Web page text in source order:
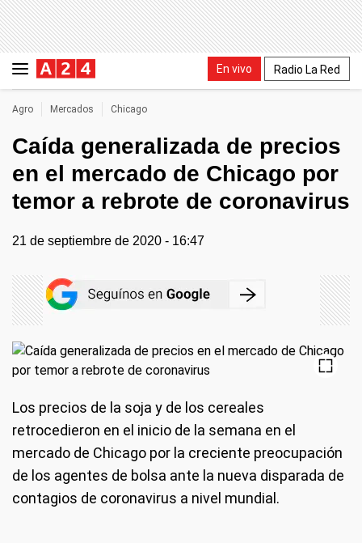
En vivo Radio La Red
Agro Mercados Chicago
Caída generalizada de precios
en el mercado de Chicago por
temor a rebrote de coronavirus
21 de septiembre de 2020 - 16:47
Los precios de la soja y de los cereales
retrocedieron en el inicio de la semana en el
mercado de Chicago por la creciente preocupación
de los agentes de bolsa ante la nueva disparada de
contagios de coronavirus a nivel mundial.